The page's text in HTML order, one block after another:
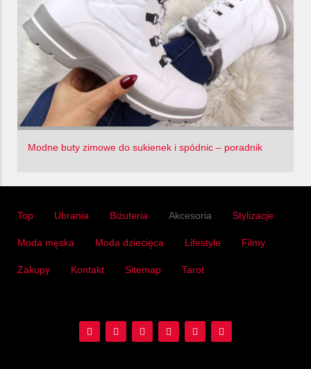
Modne buty zimowe do sukienek i spódnic – poradnik
Top Ubrania Biżuteria Akcesoria Stylizacje
Moda męska Moda dziecięca Lifestyle Filmy
Zakupy Kontakt Sitemap Tarot